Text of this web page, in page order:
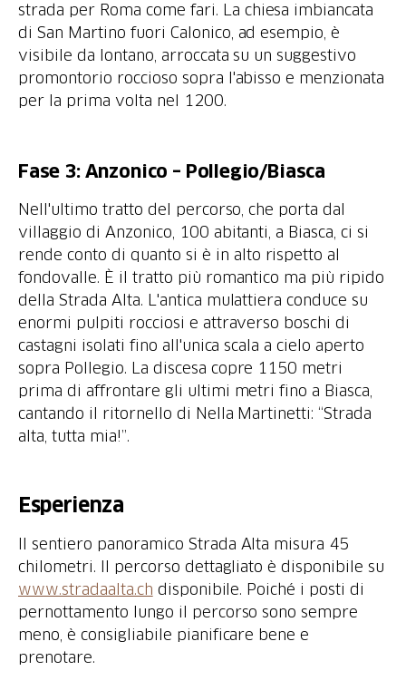
strada per Roma come fari. La chiesa imbiancata
di San Martino fuori Calonico, ad esempio, è
visibile da lontano, arroccata su un suggestivo
promontorio roccioso sopra l'abisso e menzionata
per la prima volta nel 1200.
Fase 3: Anzonico – Pollegio/Biasca
Nell'ultimo tratto del percorso, che porta dal
villaggio di Anzonico, 100 abitanti, a Biasca, ci si
rende conto di quanto si è in alto rispetto al
fondovalle. È il tratto più romantico ma più ripido
della Strada Alta. L'antica mulattiera conduce su
enormi pulpiti rocciosi e attraverso boschi di
castagni isolati fino all'unica scala a cielo aperto
sopra Pollegio. La discesa copre 1150 metri
prima di affrontare gli ultimi metri fino a Biasca,
cantando il ritornello di Nella Martinetti: “Strada
alta, tutta mia!”.
Esperienza
Il sentiero panoramico Strada Alta misura 45
chilometri. Il percorso dettagliato è disponibile su
www.stradaalta.ch disponibile. Poiché i posti di
pernottamento lungo il percorso sono sempre
meno, è consigliabile pianificare bene e
prenotare.